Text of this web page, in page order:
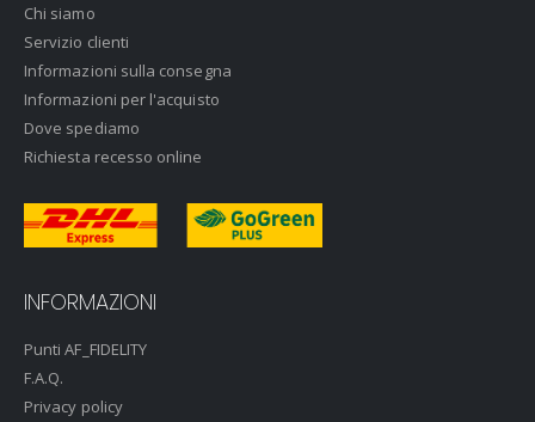
Chi siamo
Servizio clienti
Informazioni sulla consegna
Informazioni per l'acquisto
Dove spediamo
Richiesta recesso online
INFORMAZIONI
Punti AF_FIDELITY
F.A.Q.
Privacy policy